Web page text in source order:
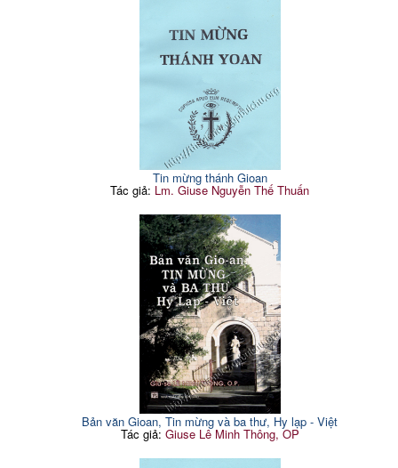
Tin mừng thánh Gioan
Tác giả: Lm. Giuse Nguyễn Thế Thuấn
Bản văn Gioan, Tin mừng và ba thư, Hy lạp - Việt
Tác giả: Giuse Lê Minh Thông, OP